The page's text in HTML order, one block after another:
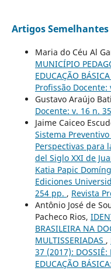
Artigos Semelhantes
Maria do Céu Al
MUNICÍPIO
EDUCAÇÃO
Profissão Docente:
Gustavo Araújo
Docente: v. 16 n.
Jaime Caiceo
Sistema
Perspectivas para
del Siglo XXI de
Katia Papic
Ediciones
254 pp. , Revista
Antônio José de
Pacheco Rios,
BRASILEIRA NA
MULTISSERIADAS ,
37 (2017): DOSSIÊ:
EDUCAÇÃO